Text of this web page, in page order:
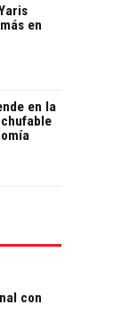
en
en la
con